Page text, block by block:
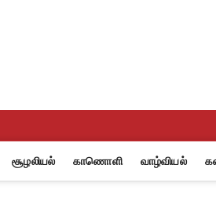
சூழலியல் காணொளி வாழ்வியல்